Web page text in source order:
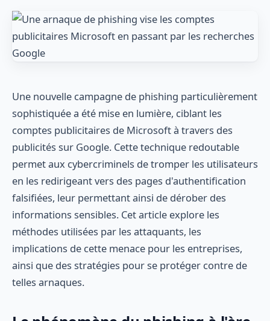
Une nouvelle campagne de phishing particulièrement
sophistiquée a été mise en lumière, ciblant les
comptes publicitaires de Microsoft à travers des
publicités sur Google. Cette technique redoutable
permet aux cybercriminels de tromper les utilisateurs
en les redirigeant vers des pages d'authentification
falsifiées, leur permettant ainsi de dérober des
informations sensibles. Cet article explore les
méthodes utilisées par les attaquants, les
implications de cette menace pour les entreprises,
ainsi que des stratégies pour se protéger contre de
telles arnaques.